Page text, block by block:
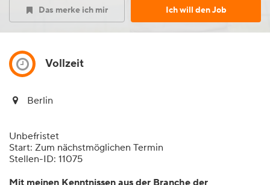
Das merke ich mir Ich will den Job
Vollzeit
Berlin
Unbefristet
Start: Zum nächstmöglichen Termin
Stellen-ID: 11075